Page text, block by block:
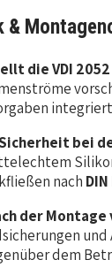
&
die VDI
bei
nach
der
und
dem